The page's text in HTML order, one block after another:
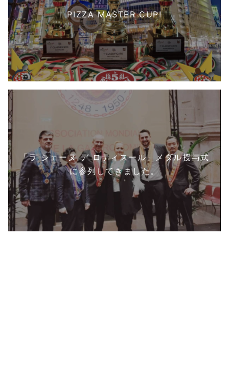
PIZZA MASTER CUP!
「ラ シェーヌ デ ロティスール」メダル授与式
に参列してきました。